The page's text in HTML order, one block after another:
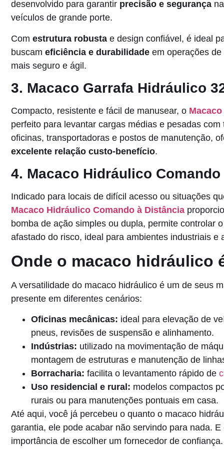
desenvolvido para garantir precisão e segurança
veículos de grande porte.
Com estrutura robusta e design confiável, é ideal
buscam eficiência e durabilidade em operações
mais seguro e ágil.
3. Macaco Garrafa Hidráulico
Compacto, resistente e fácil de manusear, o
perfeito para levantar cargas médias e pesadas
oficinas, transportadoras e postos de manutenção,
excelente relação custo-benefício.
4. Macaco Hidráulico
Indicado para locais de difícil acesso ou situações
Macaco Hidráulico Comando à Distância
bomba de ação simples ou dupla, permite controlar
afastado do risco, ideal para ambientes industriais e
Onde o macaco hidráulico
A versatilidade do macaco hidráulico é um de seus
presente em diferentes cenários:
Oficinas mecânicas: ideal para elevação de
pneus, revisões de suspensão e alinhamento.
Indústrias: utilizado na movimentação de
montagem de estruturas e manutenção de
Borracharia: facilita o levantamento rápido de
Uso residencial e rural: modelos compactos
rurais ou para manutenções pontuais em casa.
Até aqui, você já percebeu o quanto o macaco
garantia, ele pode acabar não servindo para nada.
importância de escolher um fornecedor de